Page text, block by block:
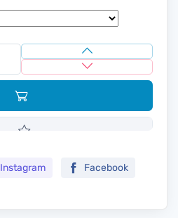
Instagram Facebook